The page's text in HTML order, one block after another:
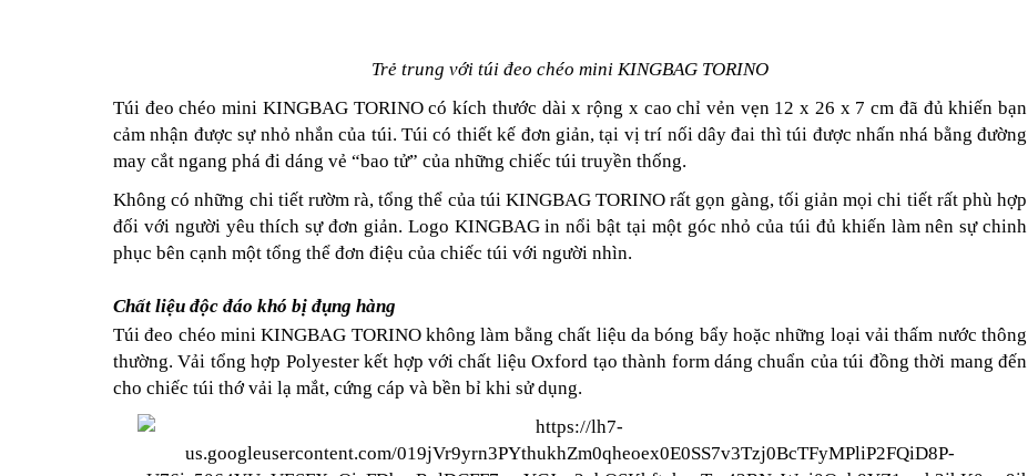
Trẻ trung với túi đeo chéo mini KINGBAG TORINO
Túi đeo chéo mini KINGBAG TORINO có kích thước dài x rộng x cao chỉ vẻn vẹn 12 x 26 x 7 cm đã đủ khiến bạn
cảm nhận được sự nhỏ nhắn của túi. Túi có thiết kế đơn giản, tại vị trí nối dây đai thì túi được nhấn nhá bằng đường
may cắt ngang phá đi dáng vẻ “bao tử” của những chiếc túi truyền thống.
Không có những chi tiết rườm rà, tổng thể của túi KINGBAG TORINO rất gọn gàng, tối giản mọi chi tiết rất phù hợp
đối với người yêu thích sự đơn giản. Logo KINGBAG in nổi bật tại một góc nhỏ của túi đủ khiến làm nên sự chinh
phục bên cạnh một tổng thể đơn điệu của chiếc túi với người nhìn.
Chất liệu độc đáo khó bị đụng hàng
Túi đeo chéo mini KINGBAG TORINO không làm bằng chất liệu da bóng bẩy hoặc những loại vải thấm nước thông
thường. Vải tổng hợp Polyester kết hợp với chất liệu Oxford tạo thành form dáng chuẩn của túi đồng thời mang đến
cho chiếc túi thớ vải lạ mắt, cứng cáp và bền bỉ khi sử dụng.